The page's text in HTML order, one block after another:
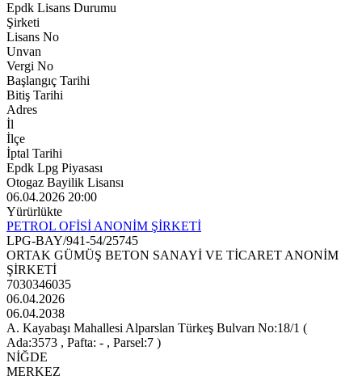
Epdk Lisans Durumu
Şirketi
Lisans No
Unvan
Vergi No
Başlangıç Tarihi
Bitiş Tarihi
Adres
İl
İlçe
İptal Tarihi
Epdk Lpg Piyasası
Otogaz Bayilik Lisansı
06.04.2026 20:00
Yürürlükte
PETROL OFİSİ ANONİM ŞİRKETİ
LPG-BAY/941-54/25745
ORTAK GÜMÜŞ BETON SANAYİ VE TİCARET ANONİM
ŞİRKETİ
7030346035
06.04.2026
06.04.2038
A. Kayabaşı Mahallesi Alparslan Türkeş Bulvarı No:18/1 (
Ada:3573 , Pafta: - , Parsel:7 )
NİĞDE
MERKEZ